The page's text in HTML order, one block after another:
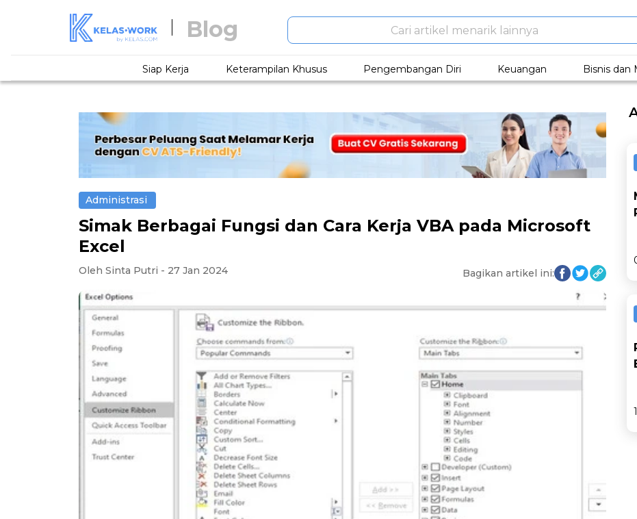
Blog
Siap Kerja Keterampilan Khusus Pengembangan Diri Keuangan Bisnis dan
Administrasi
Simak Berbagai Fungsi dan Cara Kerja VBA pada Microsoft
Excel
Oleh Sinta Putri - 27 Jan 2024 Bagikan artikel ini: